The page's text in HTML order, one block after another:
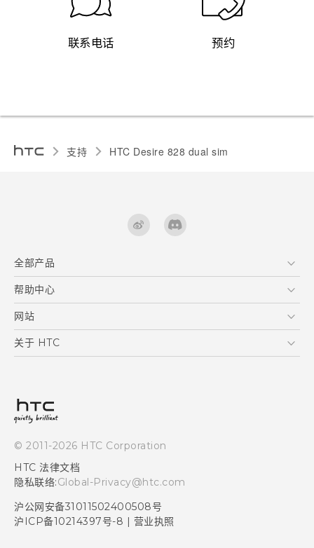
联系电话 预约
支持 HTC Desire 828 dual sim‎
全部产品
区块链智能手机
帮助中心
在线客服
产品保固说明
网站
HTC Dev
关于 HTC
投资人
产品安全
加入HTC
© 2011-2026 HTC Corporation
HTC 法律文档
隐私联络:Global-Privacy@htc.com
沪公网安备31011502400508号
沪ICP备10214397号-8 | 营业执照